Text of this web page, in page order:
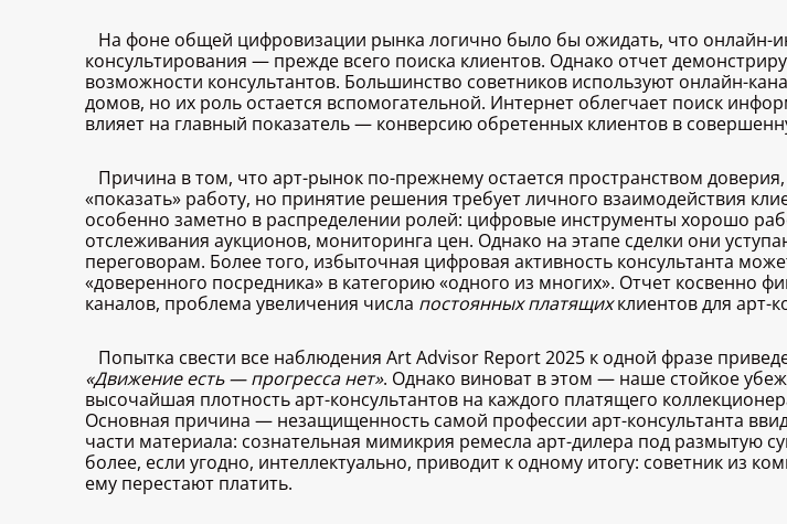
На фоне общей цифровизации рынка логично было бы ожидать, что онлайн-
консультирования — прежде всего поиска клиентов. Однако отчет
возможности консультантов. Большинство советников используют онлайн-
домов, но их роль остается вспомогательной. Интернет облегчает поиск
влияет на главный показатель — конверсию обретенных клиентов в
Причина в том, что арт-рынок по-прежнему остается пространством
«показать» работу, но принятие решения требует личного взаимодействия
особенно заметно в распределении ролей: цифровые инструменты хорошо
отслеживания аукционов, мониторинга цен. Однако на этапе сделки они
переговорам. Более того, избыточная цифровая активность консультанта
«доверенного посредника» в категорию «одного из многих». Отчет косвенно
каналов, проблема увеличения числа постоянных платящихклиентов для арт-
Попытка свести все наблюдения Art Advisor Report 2025 к одной фразе
«Движение есть — прогресса нет». Однако виноват в этом — наше стойкое
высочайшая плотность арт-консультантов на каждого платящего
Основная причина — незащищенность самой профессии арт-консультанта
части материала: сознательная мимикрия ремесла арт-дилера под размытую
более, если угодно, интеллектуально, приводит к одному итогу: советник из
ему перестают платить.